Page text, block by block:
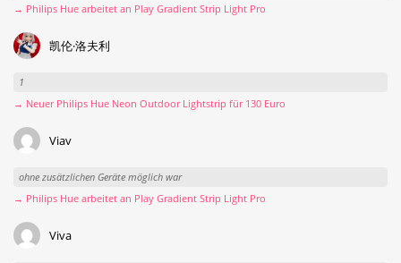
→ Philips Hue arbeitet an Play Gradient Strip Light Pro
凯伦·洛夫利
1
→ Neuer Philips Hue Neon Outdoor Lightstrip für 130 Euro
Viav
ohne zusätzlichen Geräte möglich war
→ Philips Hue arbeitet an Play Gradient Strip Light Pro
Viva